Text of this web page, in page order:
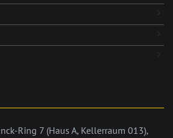
Ring 7 (Haus A, Kellerraum 013),